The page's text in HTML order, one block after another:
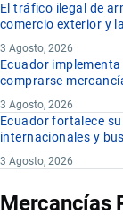
El tráfico ilegal de
comercio exterior y
3 Agosto, 2026
Ecuador
comprarse
3 Agosto, 2026
Ecuador fortalece
internacionales y
3 Agosto, 2026
Mercancías